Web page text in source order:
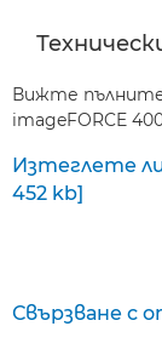
Вижте пълните
imageFORCE
Изтеглете
452 kb]
Свързване с